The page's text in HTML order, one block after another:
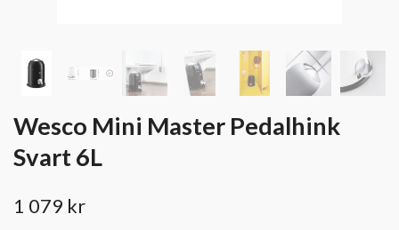
Wesco Mini Master Pedalhink
Svart 6L
1 079 kr